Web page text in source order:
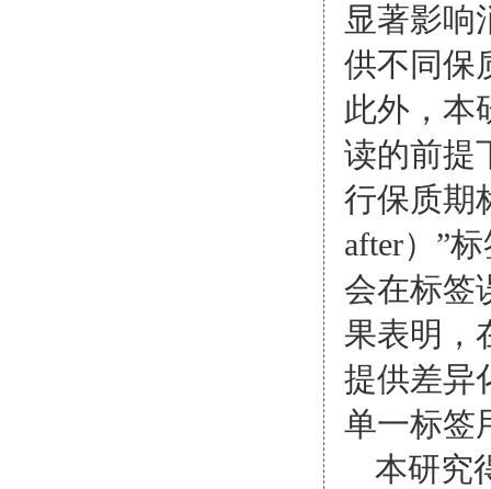
显著影响
供不同保
此外，本
读的前提
行保质期
after） ”
会在标签
果表明，
提供差异
单一标签
本研究